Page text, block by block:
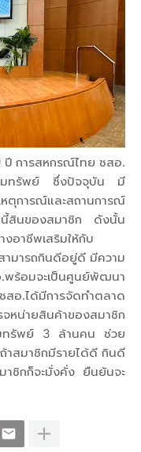
ปี การสหกรณ์ไทย ชสอ.
มทรัพย์ ซึ่งปัจจุบัน มี
การณ์และสถานการณ์
นี้สินของสมาชิก ดังนั้น
อาชีพเสริมให้กับ
ามารถกินดีอยู่ดี มีความ
ร้อมจะเป็นศูนย์พัฒนา
.ได้มีการจัดทำตลาด
น่ายสินค้าของสมาชิก
ทรัพย์ 3 ล้านคน ช่วย
าสมาชิกมีรายได้ดี กินดี
ชิกก็จะมั่งคั่ง ยืนยันจะ